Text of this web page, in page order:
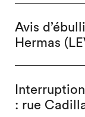
Avis
Hermas
: rue